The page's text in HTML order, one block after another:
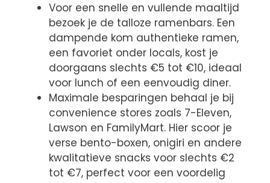
Voor een snelle en vullende maaltijd
bezoek je de talloze ramenbars. Een
dampende kom authentieke ramen,
een favoriet onder locals, kost je
doorgaans slechts €5 tot €10, ideaal
voor lunch of een eenvoudig diner.
Maximale besparingen behaal je bij
convenience stores zoals 7-Eleven,
Lawson en FamilyMart. Hier scoor je
verse bento-boxen, onigiri en andere
kwalitatieve snacks voor slechts €2
tot €7, perfect voor een voordelig